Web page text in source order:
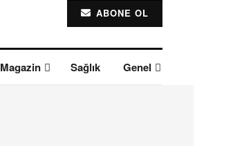
ABONE OL
Magazin Sağlık Genel